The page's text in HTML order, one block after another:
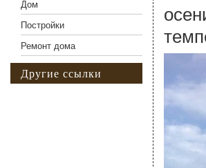
Дом
Постройки
Ремонт дома
Другие ссылки